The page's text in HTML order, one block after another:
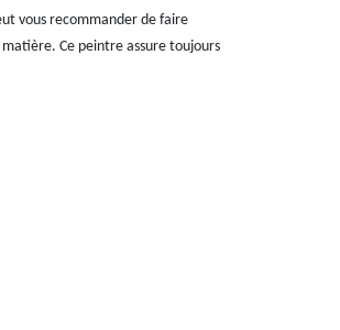
vous recommander de faire
Ce peintre assure toujours